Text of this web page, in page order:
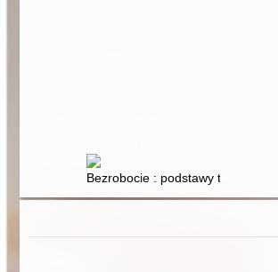
Bezrobocie : podstawy teoretyczne